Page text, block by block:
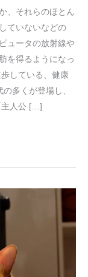
、それらのほとん
ていないなどの
ュータの放射線や
を得るようになっ
している、健康
多くが登場し、
主人公 […]